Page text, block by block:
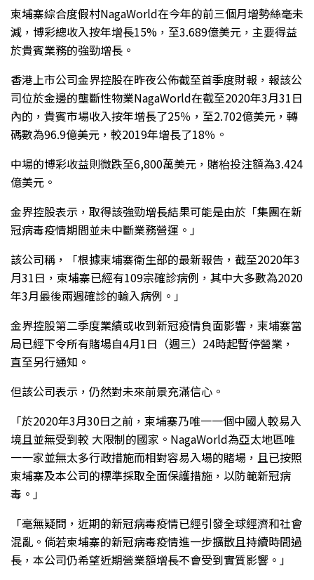
柬埔寨綜合度假村NagaWorld在今年的前三個月增勢絲毫未
減，博彩總收入按年增長15%，至3.689億美元，主要得益
於貴賓業務的強勁增長。
香港上市公司金界控股在昨夜公佈截至首季度財報，報該公
司位於金邊的壟斷性物業NagaWorld在截至2020年3月31日
內的，貴賓市場收入按年增長了25％，至2.702億美元，轉
碼數為96.9億美元，較2019年增長了18％。
中場的博彩收益則微跌至6,800萬美元，賭枱投注額為3.424
億美元。
金界控股表示，取得該強勁增長結果可能是由於「集團在新
冠病毒疫情期間並未中斷業務營運。」
該公司稱，「根據柬埔寨衛生部的最新報告，截至2020年3
月31日，柬埔寨已經有109宗確診病例，其中大多數為2020
年3月最後兩週確診的輸入病例。」
金界控股第二季度業績或收到新冠疫情負面影響，柬埔寨當
局已經下令所有賭場自4月1日（週三）24時起暫停營業，
直至另行通知。
但該公司表示，仍然對未來前景充滿信心。
「於2020年3月30日之前，柬埔寨乃唯一一個中國人較易入
境且並無受到較 大限制的國家。NagaWorld為亞太地區唯
一一家並無太多行政措施而相對容易入場的賭場，且已按照
柬埔寨及本公司的標準採取全面保護措施，以防範新冠病
毒。」
「毫無疑問，近期的新冠病毒疫情已經引發全球經濟和社會
混亂。倘若柬埔寨的新冠病毒疫情進一步擴散且持續時間過
長，本公司仍希望近期營業額增長不會受到實質影響。」